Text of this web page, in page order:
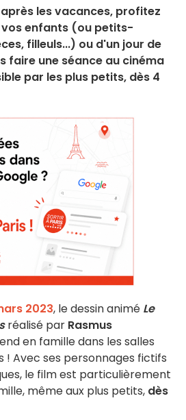
les vacances, profitez
enfants (ou petits-
filleuls...) ou d'un jour de
faire une séance au cinéma
par les plus petits, dès 4
2023, le dessin animé Le
réalisé par Rasmus
en famille dans les salles
! Avec ses personnages fictifs
le film est particulièrement
même aux plus petits, dès